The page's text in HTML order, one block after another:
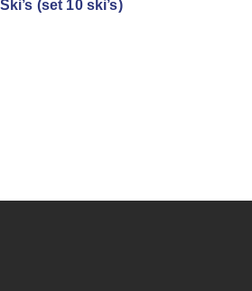
(set 10 ski’s)